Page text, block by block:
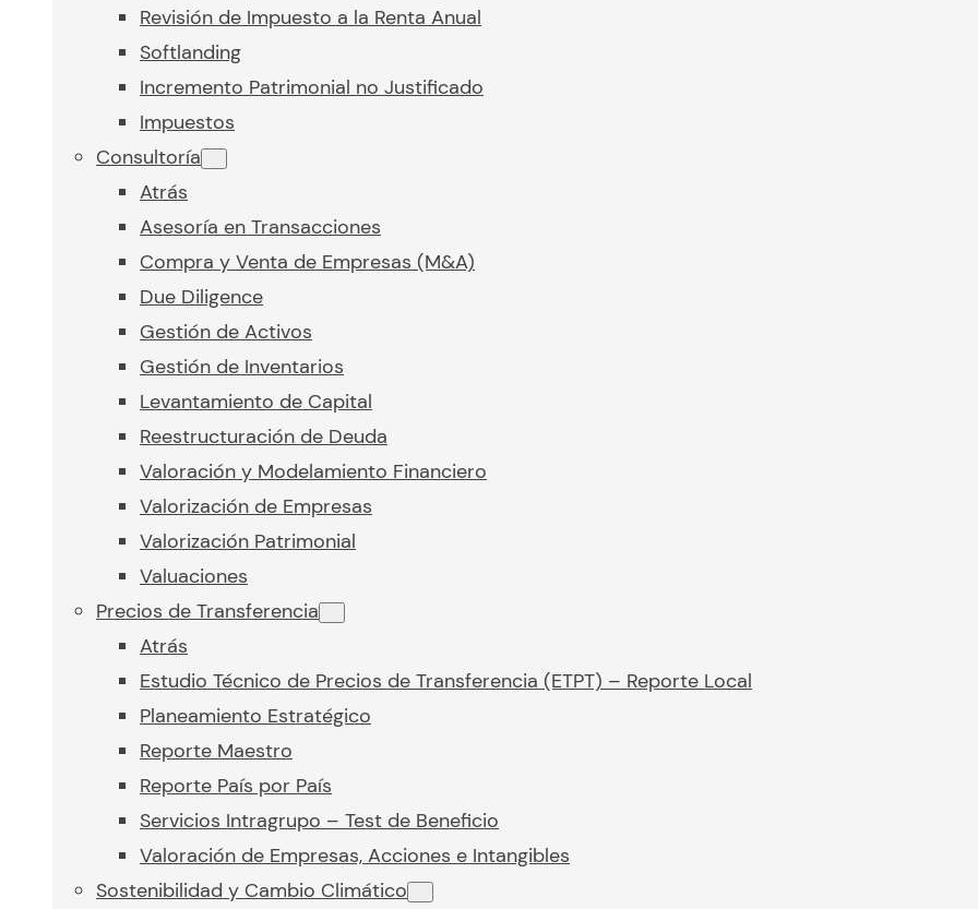
Revisión de Impuesto a la Renta Anual
Softlanding
Incremento Patrimonial no Justificado
Impuestos
Consultoría
Atrás
Asesoría en Transacciones
Compra y Venta de Empresas (M&A)
Due Diligence
Gestión de Activos
Gestión de Inventarios
Levantamiento de Capital
Reestructuración de Deuda
Valoración y Modelamiento Financiero
Valorización de Empresas
Valorización Patrimonial
Valuaciones
Precios de Transferencia
Atrás
Estudio Técnico de Precios de Transferencia (ETPT) – Reporte Local
Planeamiento Estratégico
Reporte Maestro
Reporte País por País
Servicios Intragrupo – Test de Beneficio
Valoración de Empresas, Acciones e Intangibles
Sostenibilidad y Cambio Climático